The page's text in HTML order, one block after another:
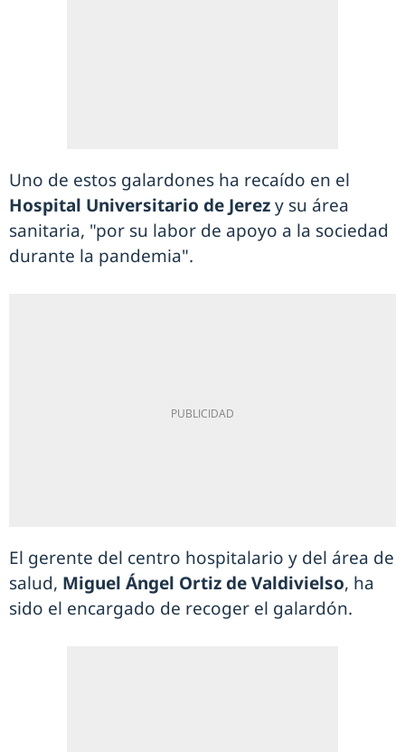
Uno de estos galardones ha recaído en el
Hospital Universitario de Jerezy su área
sanitaria, "por su labor de apoyo a la sociedad
durante la pandemia".
El gerente del centro hospitalario y del área de
salud, Miguel Ángel Ortiz de Valdivielso, ha
sido el encargado de recoger el galardón.